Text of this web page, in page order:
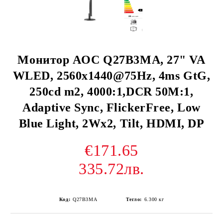
Монитор AOC Q27B3MA, 27" VA
WLED, 2560x1440@75Hz, 4ms GtG,
250cd m2, 4000:1,DCR 50M:1,
Adaptive Sync, FlickerFree, Low
Blue Light, 2Wx2, Tilt, HDMI, DP
€171.65
335.72лв.
Код: Q27B3MA Тегло: 6.300 кг